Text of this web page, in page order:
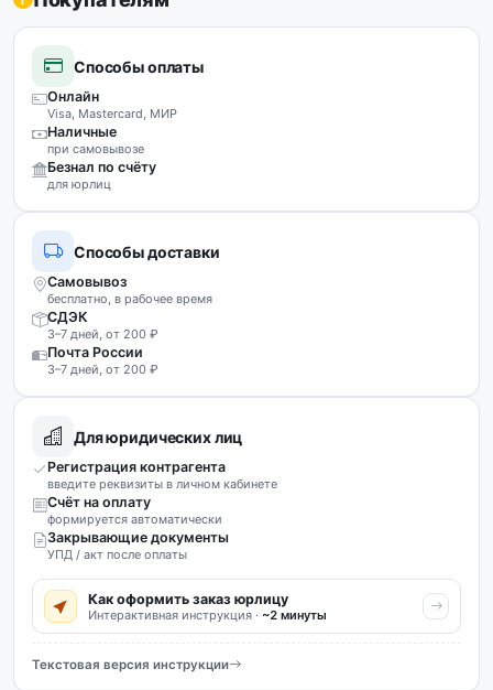
Способы оплаты
Онлайн
Visa, Mastercard, МИР
Наличные
при самовывозе
Безнал по счёту
для юрлиц
Способы доставки
Самовывоз
бесплатно, в рабочее время
СДЭК
3–7 дней, от 200 ₽
Почта России
3–7 дней, от 200 ₽
Для юридических лиц
Регистрация контрагента
введите реквизиты в личном кабинете
Счёт на оплату
формируется автоматически
Закрывающие документы
УПД / акт после оплаты
Как оформить заказ юрлицу
Интерактивная инструкция · ~2 минуты
Текстовая версия инструкции